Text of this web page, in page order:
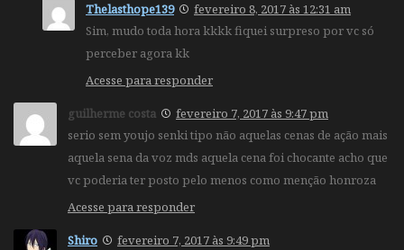
Thelasthope139
fevereiro 8, 2017 às 12:31 am
Sim, mudo toda hora kkkk fiquei surpreso por vc só
perceber agora kk
Acesse para responder
guilherme costa
fevereiro 7, 2017 às 9:47 pm
serio sem youjo senki tipo não aquelas cenas de ação mais
aquela sena da voz mds aquela cena foi chocante acho que
vc poderia ter posto pelo menos como menção honroza
Acesse para responder
Shiro
fevereiro 7, 2017 às 9:49 pm